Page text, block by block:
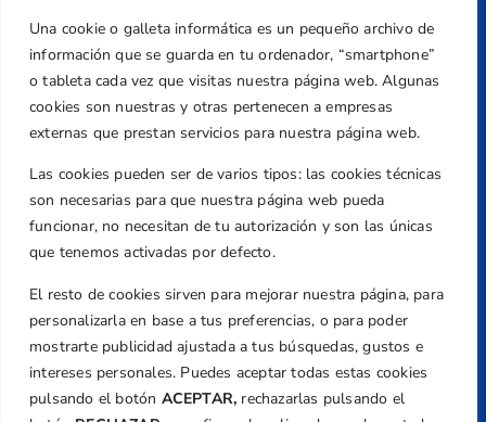
Una cookie o galleta informática es un pequeño archivo de
información que se guarda en tu ordenador, “smartphone”
o tableta cada vez que visitas nuestra página web. Algunas
cookies son nuestras y otras pertenecen a empresas
externas que prestan servicios para nuestra página web.
Las cookies pueden ser de varios tipos: las cookies técnicas
son necesarias para que nuestra página web pueda
funcionar, no necesitan de tu autorización y son las únicas
que tenemos activadas por defecto.
El resto de cookies sirven para mejorar nuestra página, para
personalizarla en base a tus preferencias, o para poder
mostrarte publicidad ajustada a tus búsquedas, gustos e
intereses personales. Puedes aceptar todas estas cookies
pulsando el botón ACEPTAR, rechazarlas pulsando el
Dirección
Centre de L´Esport, Carrer d'Isaac Peral i
Caballero, Nº 5, Despachos 2 y 3, 46980,
Valencia
Teléfono
+34 961 367 799
Email
federacion@golfcv.com
Aviso Legal
Política de Privacidad
Transparencia
Normativa